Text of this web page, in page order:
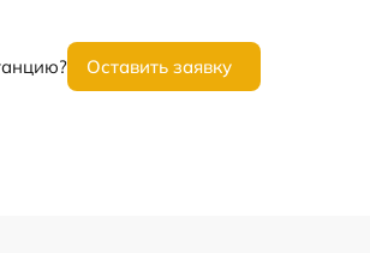
Оставить заявку